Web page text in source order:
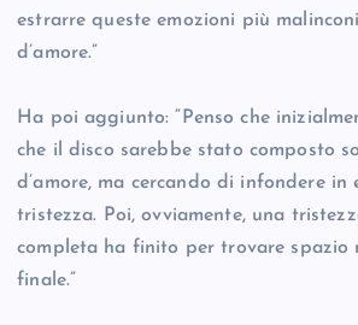
estrarre queste emozioni più
d’amore.”
Ha poi aggiunto: “Penso che
che il disco sarebbe stato composto
d’amore, ma cercando di infondere in
tristezza. Poi, ovviamente, una
completa ha finito per trovare spazio
finale.”